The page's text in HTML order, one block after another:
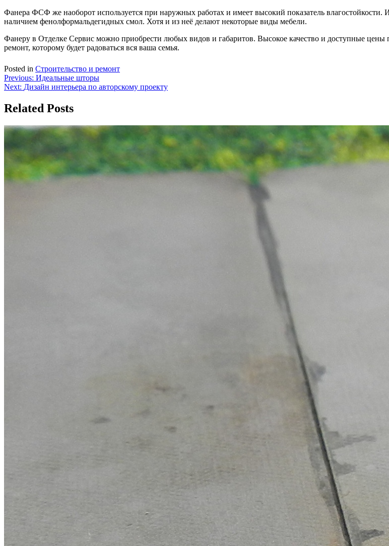
Фанера ФСФ же наоборот используется при наружных работах и имеет высокий показатель влагостойкости.
наличием фенолформальдегидных смол. Хотя и из неё делают некоторые виды мебели.
Фанеру в Отделке Сервис можно приобрести любых видов и габаритов. Высокое качество и доступные
ремонт, которому будет радоваться вся ваша семья.
Posted in Строительство и ремонт
Навигация
по
записям
Previous: Идеальные шторы
Next: Дизайн интерьера по авторскому проекту
Related Posts